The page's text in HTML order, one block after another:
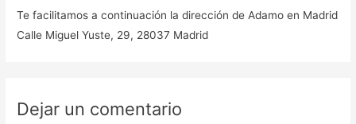
Te facilitamos a continuación la dirección de Adamo en Madrid
Calle Miguel Yuste, 29, 28037 Madrid
Dejar un comentario